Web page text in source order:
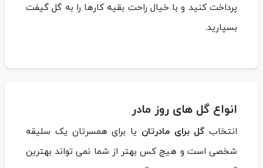
پرداخت کنید و با خیال راحت بقیه‌ کارها را به گل‌ گیفت
بسپارید.
انواع گل های روز مادر
انتخاب گل برای مادرتان یا برای همسرتان یک سلیقه
شخصی است و هیچ کس بهتر از شما نمی تواند بهترین